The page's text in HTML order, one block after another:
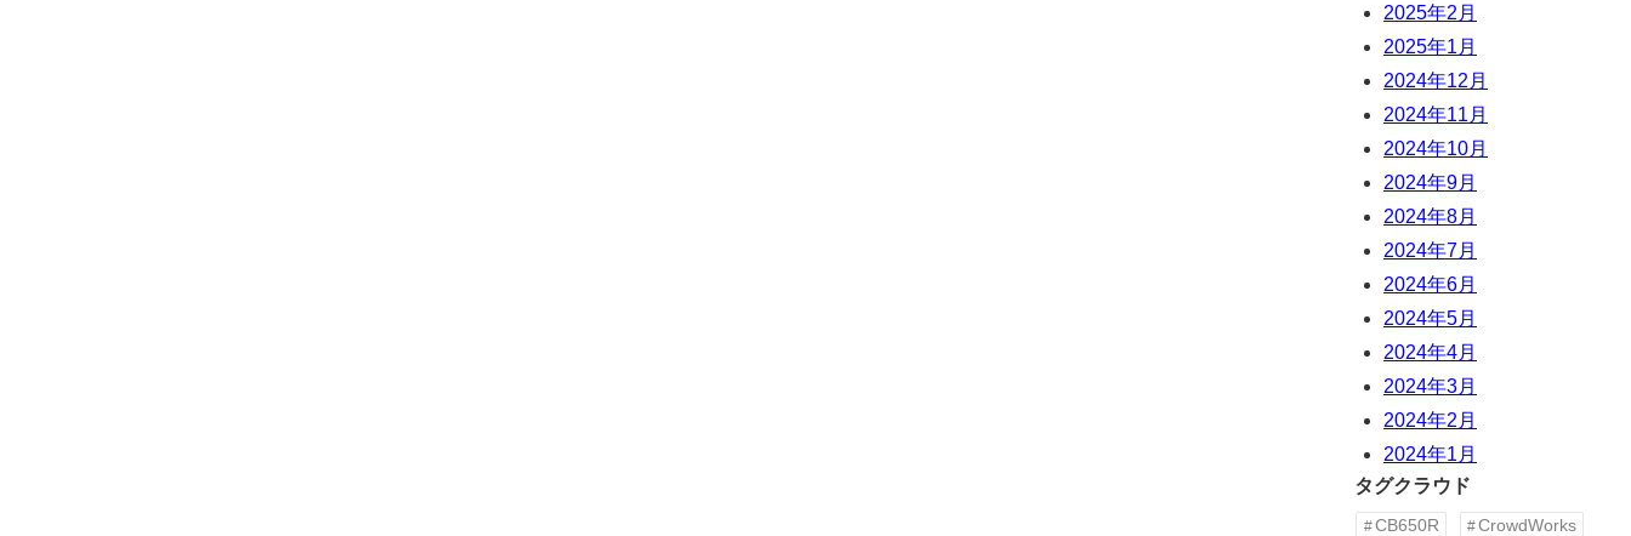
2025年2月
2025年1月
2024年12月
2024年11月
2024年10月
2024年9月
2024年8月
2024年7月
2024年6月
2024年5月
2024年4月
2024年3月
2024年2月
2024年1月
タグクラウド
CB650R
CrowdWorks